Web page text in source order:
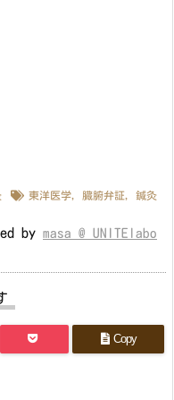
東洋医学 臓腑弁証 鍼灸
by masa @ UNITElabo
Copy